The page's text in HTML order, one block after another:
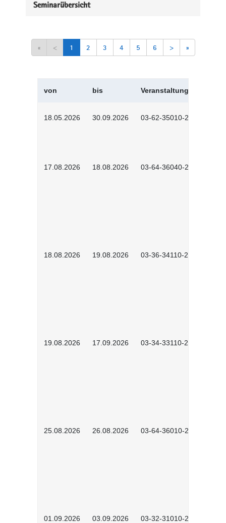
Seminarübersicht
« < 1 2 3 4 5 6 > »
von bis Veranstaltungskürzel
18.05.2026 30.09.2026 03-62-35010-2502
17.08.2026 18.08.2026 03-64-36040-2601
18.08.2026 19.08.2026 03-36-34110-2601
19.08.2026 17.09.2026 03-34-33110-2605
25.08.2026 26.08.2026 03-64-36010-2601
01.09.2026 03.09.2026 03-32-31010-2603